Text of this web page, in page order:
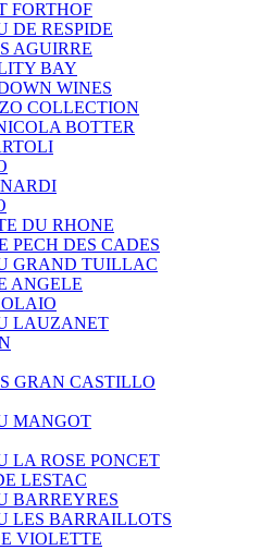
FORTHOF
DE RESPIDE
AGUIRRE
BAY
WINES
COLLECTION
BOTTER
DU RHONE
PECH DES CADES
GRAND TUILLAC
ANGELE
LAUZANET
GRAN CASTILLO
MANGOT
LA ROSE PONCET
LESTAC
BARREYRES
LES BARRAILLOTS
VIOLETTE